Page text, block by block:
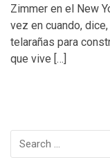
Zimmer en el New
vez en cuando,
telarañas para
que vive […]
Search